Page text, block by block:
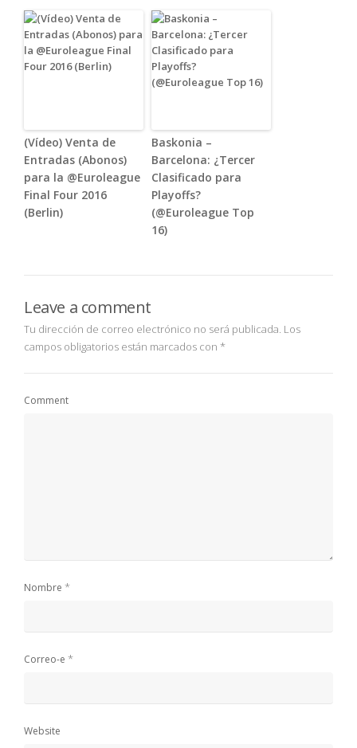
(Vídeo) Venta de
Entradas (Abonos)
para la @Euroleague
Final Four 2016
(Berlin)
Baskonia –
Barcelona: ¿Tercer
Clasificado para
Playoffs?
(@Euroleague Top
16)
Leave a comment
Tu dirección de correo electrónico no será publicada. Los
campos obligatorios están marcados con *
Comment
Nombre *
Correo-e *
Website